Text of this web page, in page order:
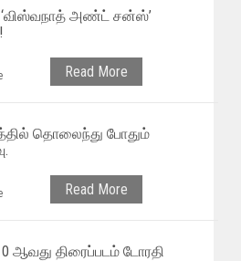
‘விஸ்வநாத் அண்ட் சன்ஸ்’
Read More
தொலைந்து போதும்
Read More
ஆவது திரைப்படம் டோரதி